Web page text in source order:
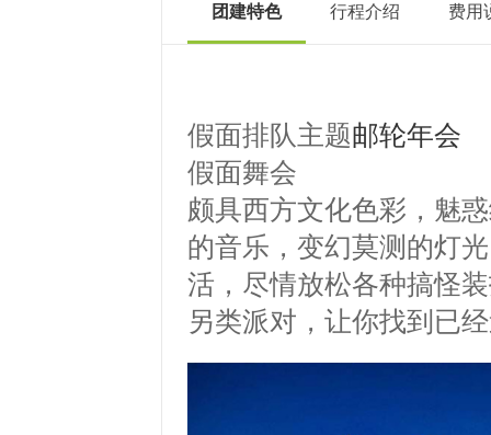
团建特色 行程介绍 费用
假面排队主题邮轮年会
假面舞会
颇具西方文化色彩，魅
的音乐，变幻莫测的灯光
活，尽情放松各种搞怪
另类派对，让你找到已